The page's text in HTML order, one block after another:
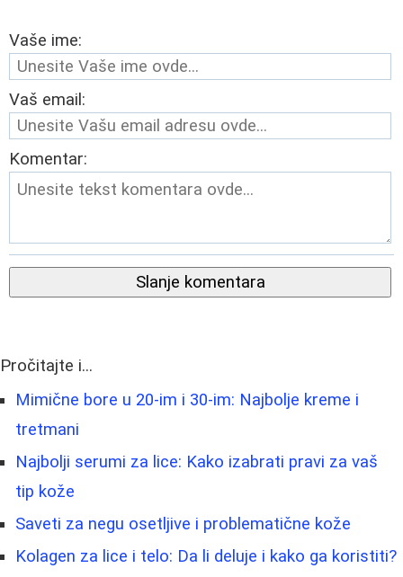
Vaše ime:
Vaš email:
Komentar:
Slanje komentara
Pročitajte i...
Mimične bore u 20-im i 30-im: Najbolje kreme i
tretmani
Najbolji serumi za lice: Kako izabrati pravi za vaš
tip kože
Saveti za negu osetljive i problematične kože
Kolagen za lice i telo: Da li deluje i kako ga koristiti?